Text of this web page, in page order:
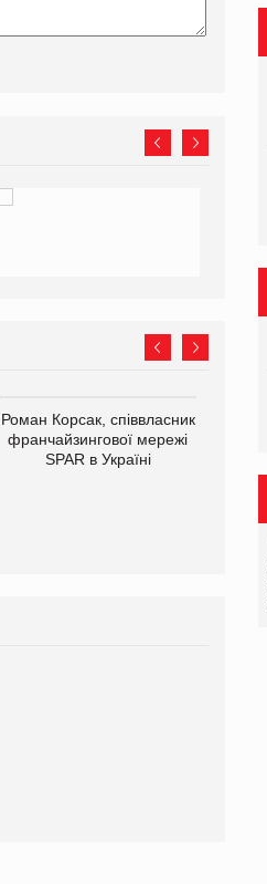
Роман Корсак, співвласник
франчайзингової мережі
SPAR в Україні